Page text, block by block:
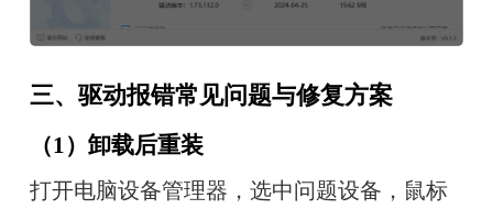
三、驱动报错常见问题与修复方案
（1）卸载后重装
打开电脑设备管理器，选中问题设备，鼠标